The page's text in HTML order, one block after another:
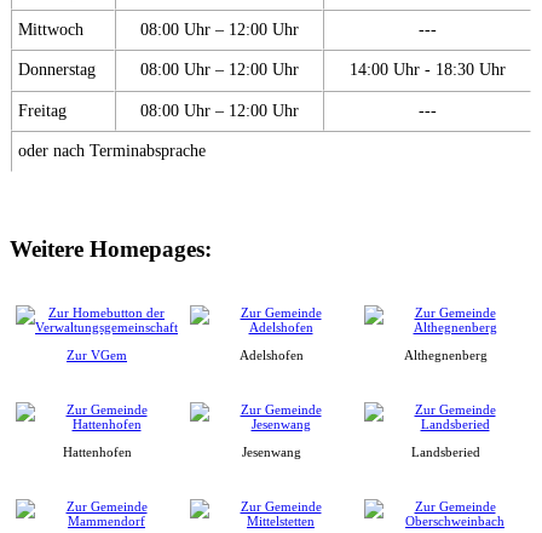
Mittwoch 08:00 Uhr – 12:00 Uhr ---
Donnerstag 08:00 Uhr – 12:00 Uhr 14:00 Uhr - 18:30 Uhr
Freitag 08:00 Uhr – 12:00 Uhr ---
oder nach Terminabsprache
Weitere Homepages:
Zur VGem Adelshofen Althegnenberg
Hattenhofen Jesenwang Landsberied